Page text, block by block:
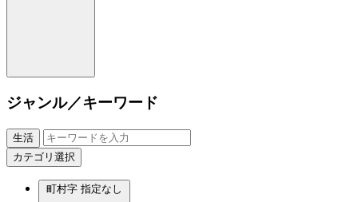
ジャンル／キーワード
生活
カテゴリ選択
町村字 指定なし